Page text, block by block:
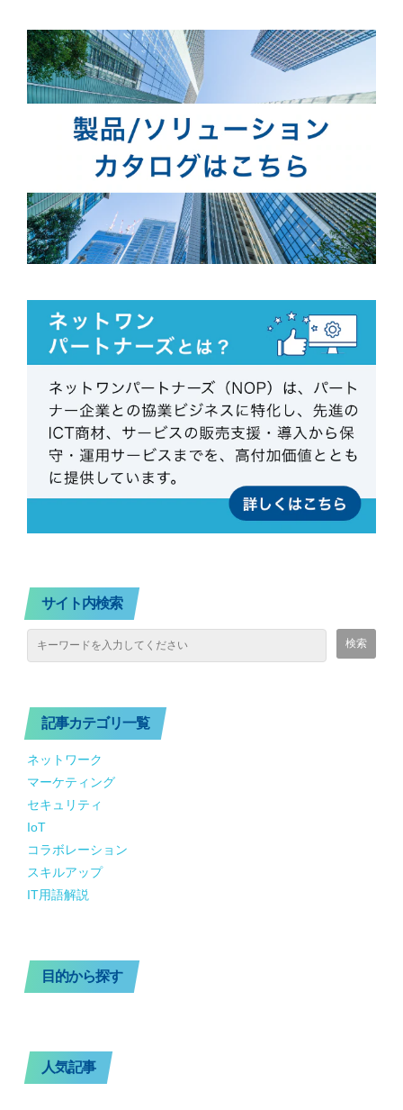
サイト内検索
記事カテゴリ一覧
ネットワーク
マーケティング
セキュリティ
IoT
コラボレーション
スキルアップ
IT用語解説
目的から探す
人気記事